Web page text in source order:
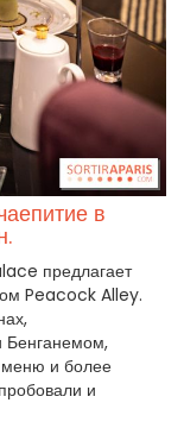
в
предлагает
Peacock Alley.
Бенганемом,
меню и более
и